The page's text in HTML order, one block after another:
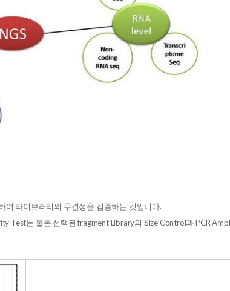
여 라이브러리의 무결성을 검증하는 것입니다.
Test는 물론 선택된 fragment Library의 Size Control과 PCR